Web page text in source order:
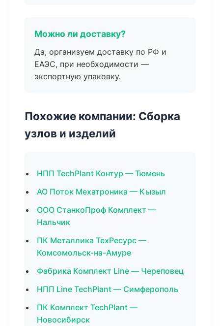
Можно ли доставку?
Да, организуем доставку по РФ и
ЕАЭС, при необходимости —
экспортную упаковку.
Похожие компании: Сборка
узлов и изделий
НПП TechPlant Контур — Тюмень
АО Поток Мехатроника — Кызыл
ООО СтанкоПроф Комплект —
Нальчик
ПК Металлика ТехРесурс —
Комсомольск-на-Амуре
Фабрика Комплект Line — Череповец
НПП Line TechPlant — Симферополь
ПК Комплект TechPlant —
Новосибирск